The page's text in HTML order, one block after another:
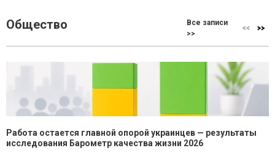
Общество
Все записи
>>
Работа остается главной опорой украинцев — результаты
исследования Барометр качества жизни 2026